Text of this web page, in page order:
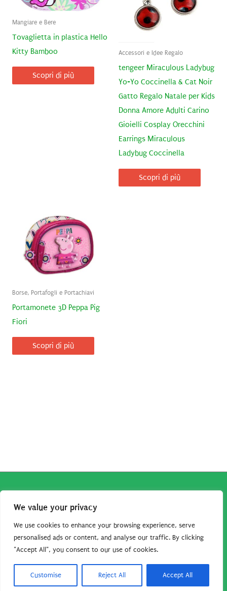
We value your privacy
We use cookies to enhance your browsing experience, serve
personalised ads or content, and analyse our traffic. By clicking
"Accept All", you consent to our use of cookies.
Customise Reject All Accept All
Mangiare e Bere
Tovaglietta in plastica Hello
Kitty Bamboo
Scopri di più
Accessori e Idee Regalo
tengeer Miraculous Ladybug
Yo-Yo Coccinella & Cat Noir
Gatto Regalo Natale per Kids
Donna Amore Adulti Carino
Gioielli Cosplay Orecchini
Earrings Miraculous
Ladybug Coccinella
Scopri di più
Borse, Portafogli e Portachiavi
Portamonete 3D Peppa Pig
Fiori
Scopri di più
associato Amazon percepisce dei ricavi da acquisti idonei.
Tutti i guadagni sono direttamente reinvestiti in questo sito
per continuare a condividere tutorial e risorse per gli amanti
dei cartoon. Grazie per il vostro sostegno!
Barbara Basso - P. Iva 09792641004